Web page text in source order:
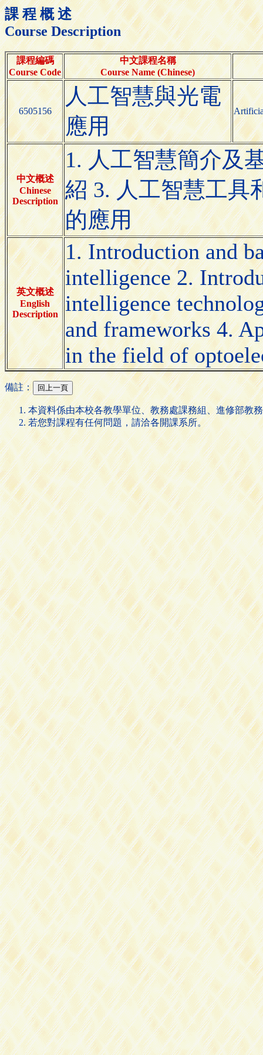
課 程 概 述
Course Description
課程編碼
Course Code
中文課程名稱
Course Name (Chinese)
6505156
人工智慧與光電
應用
中文概述
Chinese
Description
1. 人工智慧簡介及
紹 3. 人工智慧工具
的應用
英文概述
English
Description
1. Introduction and
intelligence 2.
intelligence
and frameworks 4.
in the field of
備註：
本資料係由本校各教學單位、教務處課務組、進修部教
若您對課程有任何問題，請洽各開課系所。